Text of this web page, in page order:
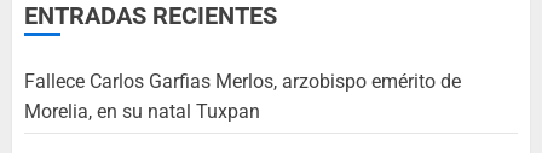
ENTRADAS RECIENTES
Fallece Carlos Garfias Merlos, arzobispo emérito de
Morelia, en su natal Tuxpan